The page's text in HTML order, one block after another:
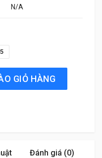
N/A
Accent 2010 đến 2025
GIỎ HÀNG
Đánh giá (0)